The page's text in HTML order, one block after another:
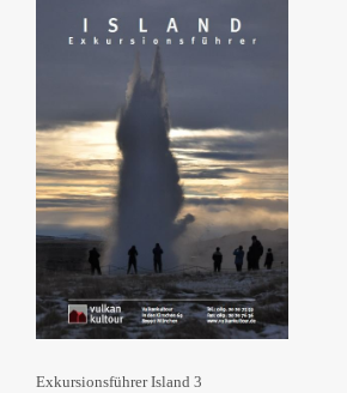
Exkursionsführer Island 3